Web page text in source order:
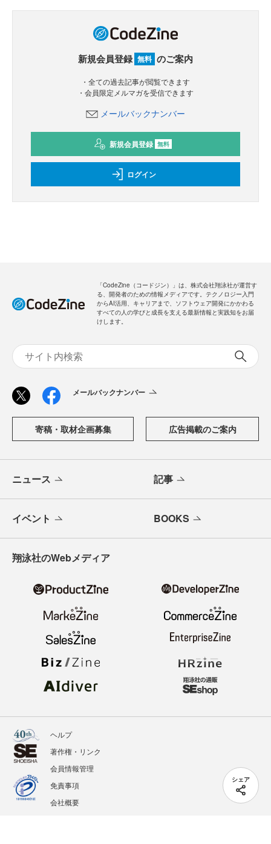
シェア
新規会員登録 無料 のご案内
・全ての過去記事が閲覧できます
・会員限定メルマガを受信できます
メールバックナンバー
新規会員登録 無料
ログイン
「CodeZine（コードジン）」は、株式会社翔泳社が運営す
る、開発者のための情報メディアです。テクノロジー入門
からAI活用、キャリアまで、ソフトウェア開発にかかわる
すべての人の学びと成長を支える最新情報と実践知をお届
けします。
メールバックナンバー
寄稿・取材企画募集 広告掲載のご案内
ニュース 記事
イベント BOOKS
翔泳社のWebメディア
ヘルプ
著作権・リンク
会員情報管理
免責事項
会社概要